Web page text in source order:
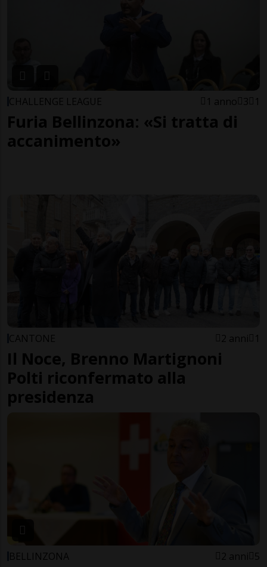
CHALLENGE LEAGUE 1 anno 3 1
Furia Bellinzona: «Si tratta di
accanimento»
CANTONE 2 anni 1
Il Noce, Brenno Martignoni
Polti riconfermato alla
presidenza
BELLINZONA 2 anni 5